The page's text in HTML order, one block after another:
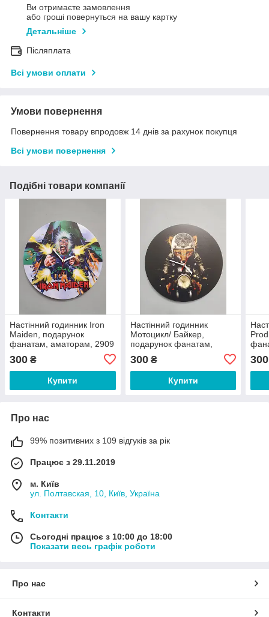
Ви отримаєте замовлення
або гроші повернуться на вашу картку
Детальніше
Післяплата
Всі умови оплати
Умови повернення
Повернення товару впродовж 14 днів за рахунок покупця
Всі умови повернення
Подібні товари компанії
Настінний годинник Iron
Maiden, подарунок
фанатам, аматорам, 2909
300 ₴
Купити
Настінний годинник
Мотоцикл/ Байкер,
подарунок фанатам,
300₴
Купити
300
Про нас
99% позитивних з 109 відгуків за рік
Працює з 29.11.2019
м. Київ
ул. Полтавская, 10, Київ, Україна
Контакти
Сьогодні працює з 10:00 до 18:00
Показати весь графік роботи
Про нас
Контакти